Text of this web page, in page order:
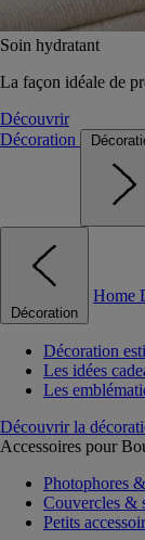
Soin hydratant
La façon idéale de
Découvrir
Décoration
Décoration
Home
Décoration
Les idées
Les
Découvrir la
Accessoires pour
Photophores
Couvercles &
Petits